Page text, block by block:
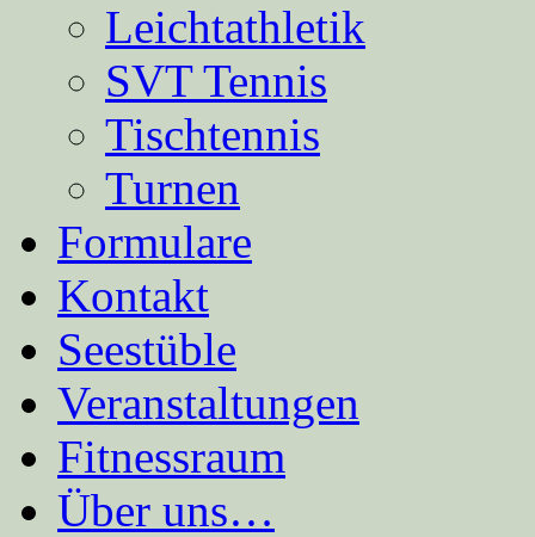
Leichtathletik
SVT Tennis
Tischtennis
Turnen
Formulare
Kontakt
Seestüble
Veranstaltungen
Fitnessraum
Über uns…